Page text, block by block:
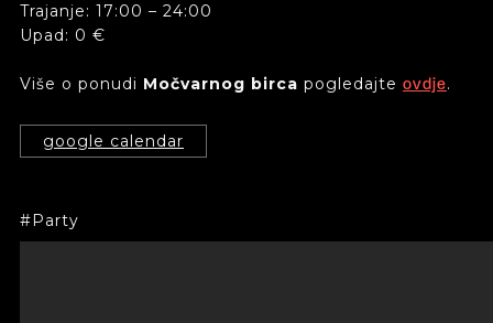
Trajanje: 17:00 – 24:00
Upad: 0 €
Više o ponudi Močvarnog birca pogledajte ovdje.
google calendar
Party